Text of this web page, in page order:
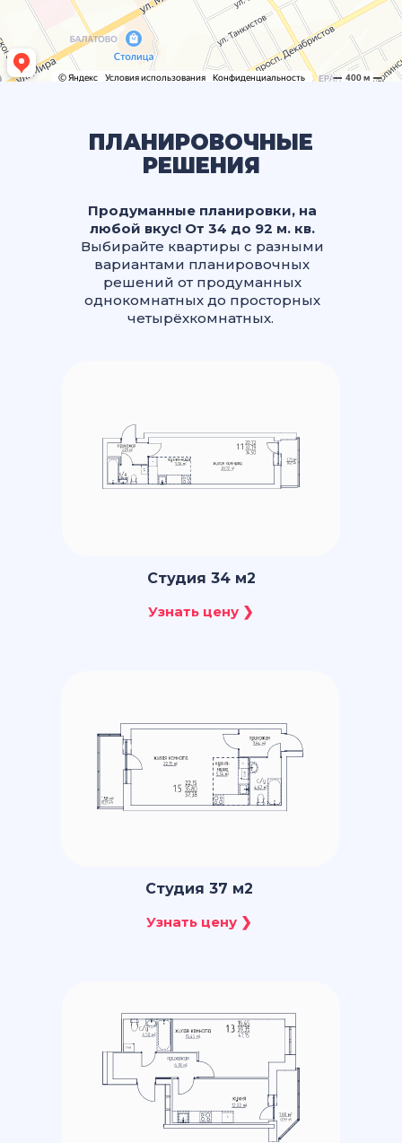
ПЛАНИРОВОЧНЫЕ
РЕШЕНИЯ
Продуманные планировки, на
любой вкус! От 34 до 92 м. кв.
Выбирайте квартиры с разными
вариантами планировочных
решений от продуманных
однокомнатных до просторных
четырёхкомнатных.
Студия 34 м2
Студия 37 м2